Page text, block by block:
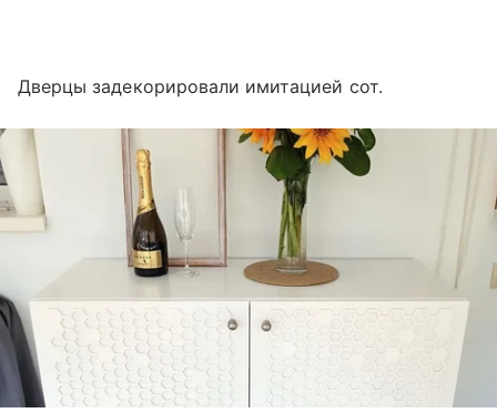
Дверцы задекорировали имитацией сот.